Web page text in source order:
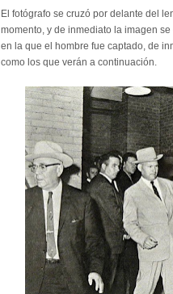
El fotógrafo se cruzó por delante del
momento, y de inmediato la imagen
en la que el hombre fue captado, de
como los que verán a continuación.